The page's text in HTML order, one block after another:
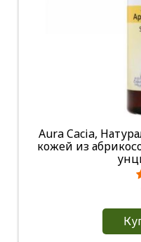
Aura Cacia,
кожей из